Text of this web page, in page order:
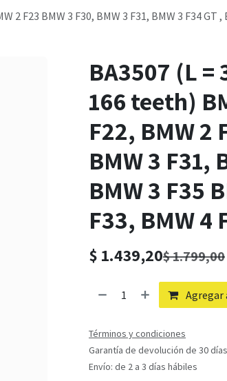
F23 BMW 3 F30, BMW 3 F31, BMW 3 F34 GT ,
BA3507 (L
166 teeth)
F22, BMW 2
BMW 3 F31,
BMW 3 F35
F33, BMW 4
$ 1.439,20$1.799,00
Términos y condiciones
Garantía de devolución de 30
Envío: de 2 a 3 días hábiles